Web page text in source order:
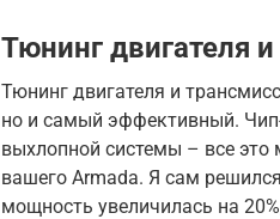
Тюнинг двигателя
Тюнинг двигателя и
но и самый эффективный.
выхлопной системы – все
вашего Armada. Я сам
мощность увеличилась на